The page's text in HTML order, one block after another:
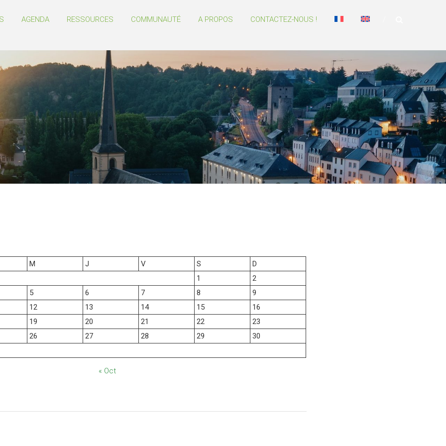
AGENDA RESSOURCES COMMUNAUTÉ A PROPOS CONTACTEZ-NOUS !
M J V S
D
1
2
5 6 7 8
9
12 13 14 15
16
19 20 21 22
23
26 27 28 29
30
« Oct